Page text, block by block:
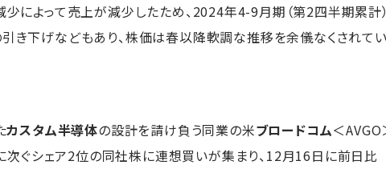
によって売上が減少したため、2024年4-9月期（第2四半期累計
き下げなどもあり、株価は春以降軟調な推移を余儀なくされて
カスタム半導体の設計を請け負う同業の米ブロードコム＜AVGO
次ぐシェア2位の同社株に連想買いが集まり、12月16日に前日比